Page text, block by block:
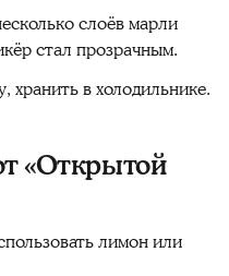
слоёв марли
стал прозрачным.
хранить в холодильнике.
«Открытой
лимон или